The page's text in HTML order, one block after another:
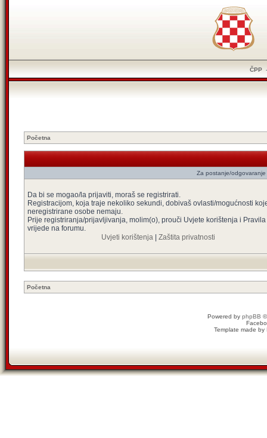
ČPP
Početna
Za postanje/
Da bi se mogao/la prijaviti, moraš se registrirati.
Registracijom, koja traje nekoliko sekundi, dobivaš ovlasti/mogućnosti
neregistrirane osobe nemaju.
Prije registriranja/prijavljivanja, molim(o), prouči Uvjete korištenja i
vrijede na forumu.
Uvjeti korištenja| Zaštita privatnosti
Početna
Powered by phpBB
Template made by